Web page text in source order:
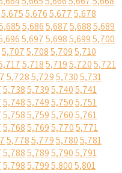
5,6755,6765,6775,678
5,6865,6875,6885,689
5,6975,6985,6995,700
5,7075,7085,7095,710
5,7185,7195,7205,721
5,7285,7295,7305,731
5,7385,7395,7405,741
5,7485,7495,7505,751
5,7585,7595,7605,761
5,7685,7695,7705,771
5,7785,7795,7805,781
5,7885,7895,7905,791
5,7985,7995,8005,801